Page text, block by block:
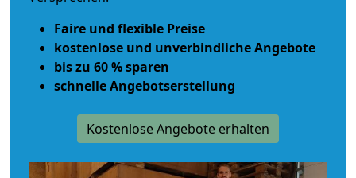
Faire und flexible Preise
kostenlose und unverbindliche Angebote
bis zu 60 % sparen
schnelle Angebotserstellung
Kostenlose Angebote erhalten